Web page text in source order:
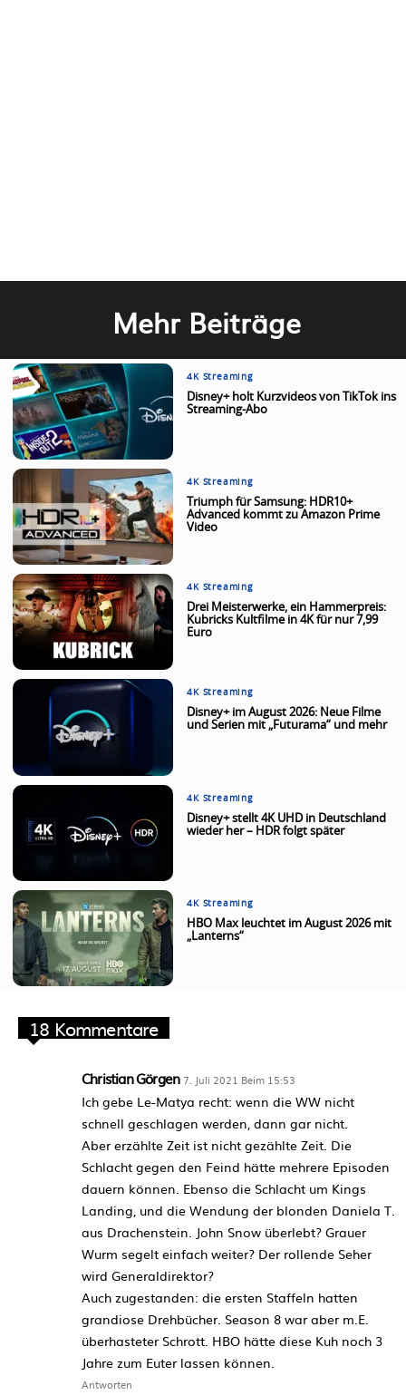
Mehr Beiträge
4K Streaming
Disney+ holt Kurzvideos von TikTok ins
Streaming-Abo
4K Streaming
Triumph für Samsung: HDR10+
Advanced kommt zu Amazon Prime
Video
4K Streaming
Drei Meisterwerke, ein Hammerpreis:
Kubricks Kultfilme in 4K für nur 7,99
Euro
4K Streaming
Disney+ im August 2026: Neue Filme
und Serien mit „Futurama“ und mehr
4K Streaming
Disney+ stellt 4K UHD in Deutschland
wieder her – HDR folgt später
4K Streaming
HBO Max leuchtet im August 2026 mit
„Lanterns“
18 Kommentare
Christian Görgen 7. Juli 2021 Beim 15:53
Ich gebe Le-Matya recht: wenn die WW nicht
schnell geschlagen werden, dann gar nicht.
Aber erzählte Zeit ist nicht gezählte Zeit. Die
Schlacht gegen den Feind hätte mehrere Episoden
dauern können. Ebenso die Schlacht um Kings
Landing, und die Wendung der blonden Daniela T.
aus Drachenstein. John Snow überlebt? Grauer
Wurm segelt einfach weiter? Der rollende Seher
wird Generaldirektor?
Auch zugestanden: die ersten Staffeln hatten
grandiose Drehbücher. Season 8 war aber m.E.
überhasteter Schrott. HBO hätte diese Kuh noch 3
Jahre zum Euter lassen können.
Antworten